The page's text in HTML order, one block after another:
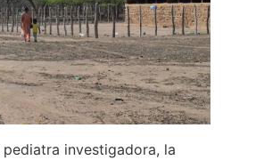
pediatra investigadora, la